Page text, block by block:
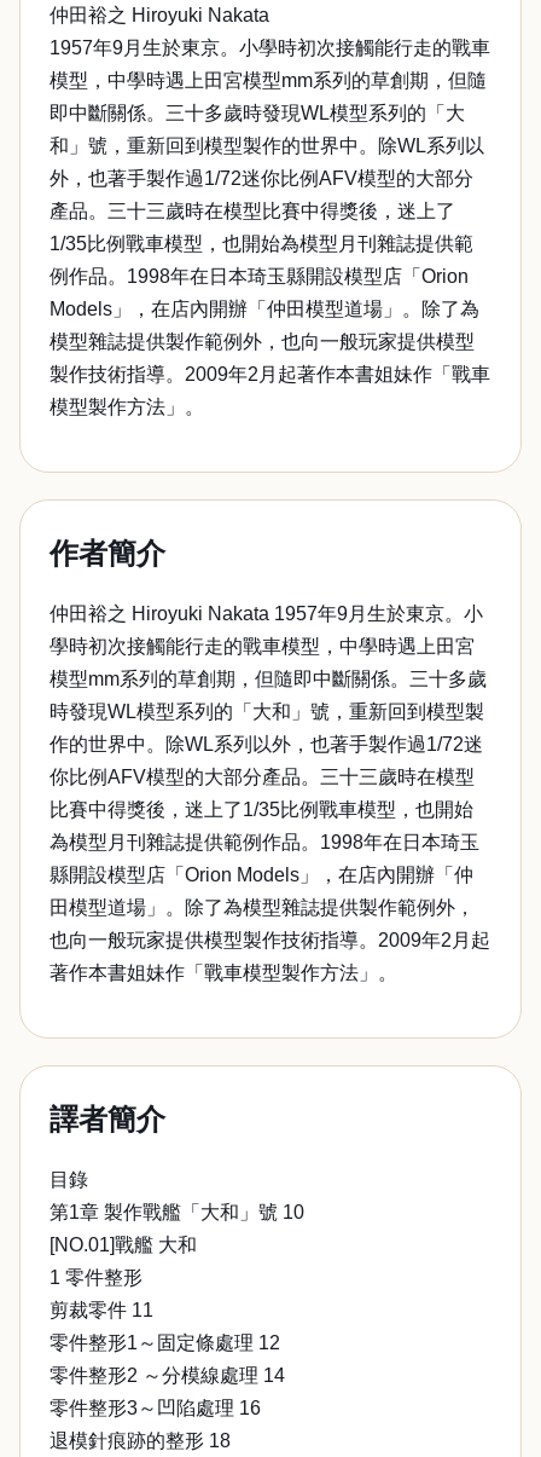
仲田裕之 Hiroyuki Nakata
1957年9月生於東京。小學時初次接觸能行走的戰車
模型，中學時遇上田宮模型mm系列的草創期，但隨
即中斷關係。三十多歲時發現WL模型系列的「大
和」號，重新回到模型製作的世界中。除WL系列以
外，也著手製作過1/72迷你比例AFV模型的大部分
產品。三十三歲時在模型比賽中得獎後，迷上了
1/35比例戰車模型，也開始為模型月刊雜誌提供範
例作品。1998年在日本琦玉縣開設模型店「Orion
Models」，在店內開辦「仲田模型道場」。除了為
模型雜誌提供製作範例外，也向一般玩家提供模型
製作技術指導。2009年2月起著作本書姐妹作「戰車
模型製作方法」。
作者簡介
仲田裕之 Hiroyuki Nakata 1957年9月生於東京。小
學時初次接觸能行走的戰車模型，中學時遇上田宮
模型mm系列的草創期，但隨即中斷關係。三十多歲
時發現WL模型系列的「大和」號，重新回到模型製
作的世界中。除WL系列以外，也著手製作過1/72迷
你比例AFV模型的大部分產品。三十三歲時在模型
比賽中得獎後，迷上了1/35比例戰車模型，也開始
為模型月刊雜誌提供範例作品。1998年在日本琦玉
縣開設模型店「Orion Models」，在店內開辦「仲
田模型道場」。除了為模型雜誌提供製作範例外，
也向一般玩家提供模型製作技術指導。2009年2月起
著作本書姐妹作「戰車模型製作方法」。
譯者簡介
目錄
第1章 製作戰艦「大和」號 10
[NO.01]戰艦 大和
1 零件整形
剪裁零件 11
零件整形1～固定條處理 12
零件整形2 ～分模線處理 14
零件整形3～凹陷處理 16
退模針痕跡的整形 18